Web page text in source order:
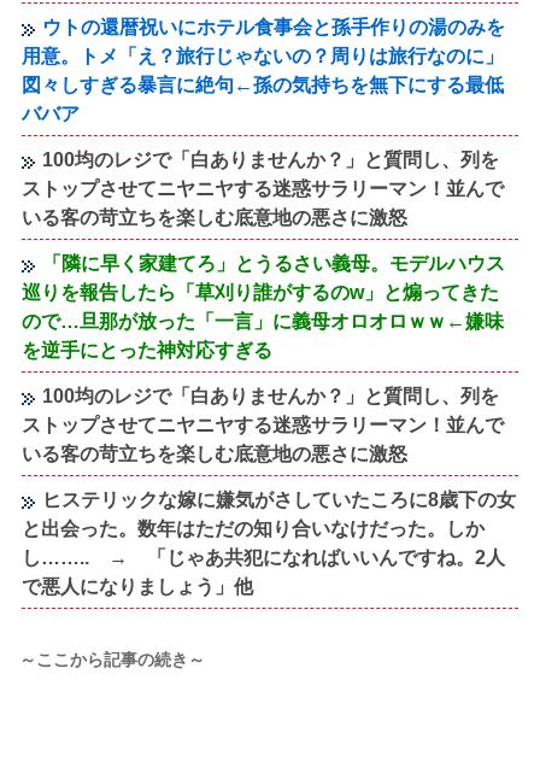
ウトの還暦祝いにホテル食事会と孫手作りの湯のみを
用意。トメ「え？旅行じゃないの？周りは旅行なのに」
図々しすぎる暴言に絶句←孫の気持ちを無下にする最低
ババア
100均のレジで「白ありませんか？」と質問し、列を
ストップさせてニヤニヤする迷惑サラリーマン！並んで
いる客の苛立ちを楽しむ底意地の悪さに激怒
「隣に早く家建てろ」とうるさい義母。モデルハウス
巡りを報告したら「草刈り誰がするのw」と煽ってきた
ので…旦那が放った「一言」に義母オロオロｗｗ←嫌味
を逆手にとった神対応すぎる
100均のレジで「白ありませんか？」と質問し、列を
ストップさせてニヤニヤする迷惑サラリーマン！並んで
いる客の苛立ちを楽しむ底意地の悪さに激怒
ヒステリックな嫁に嫌気がさしていたころに8歳下の女
と出会った。数年はただの知り合いなけだった。しか
し…….. → 「じゃあ共犯になればいいんですね。2人
で悪人になりましょう」他
～ここから記事の続き～